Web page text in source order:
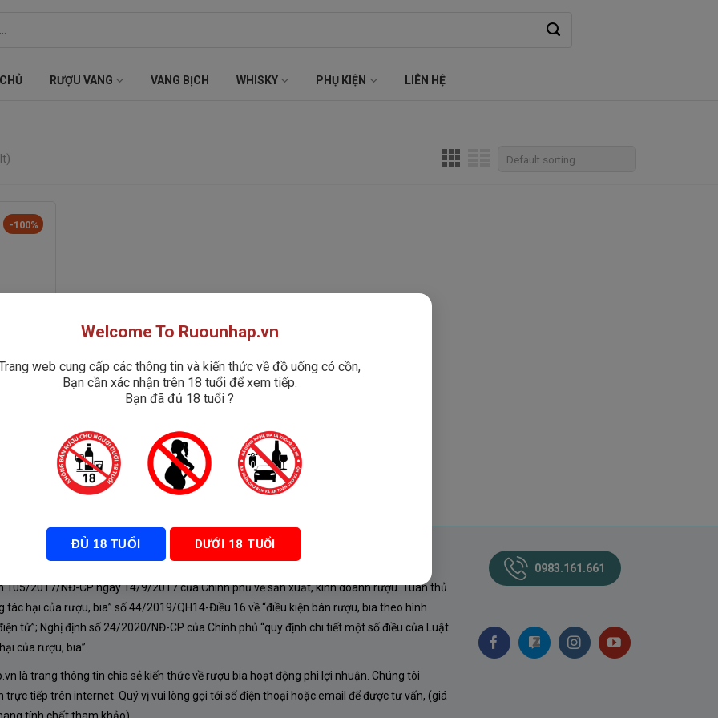
RƯỢU VANG VANG BỊCH WHISKY PHỤ KIỆN LIÊN HỆ
-100%
CHÍNH SÁCH
105/2017/NĐ-CP ngày 14/9/2017 của Chính phủ về sản xuất, kinh doanh rượu. Tuân thủ
tác hại của rượu, bia” số 44/2019/QH14-Điều 16 về “điều kiện bán rượu, bia theo hình
tử”; Nghị định số 24/2020/NĐ-CP của Chính phủ “quy định chi tiết một số điều của Luật
của rượu, bia”.
là trang thông tin chia sẻ kiến thức về rượu bia hoạt động phi lợi nhuận. Chúng tôi
trực tiếp trên internet. Quý vị vui lòng gọi tới số điện thoại hoặc email để được tư vấn, (giá
0983.161.661
Welcome To Ruounhap.vn
web cung cấp các thông tin và kiến thức về đồ uống có cồn,
Bạn cần xác nhận trên 18 tuổi để xem tiếp.
Bạn đã đủ 18 tuổi ?
ĐỦ 18 TUỔI DƯỚI 18 TUỔI